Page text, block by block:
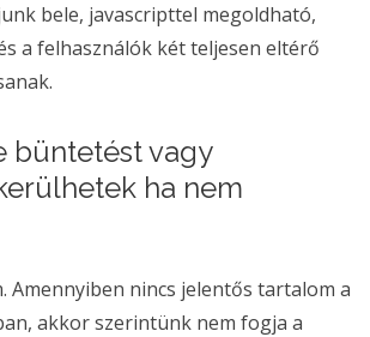
bele, javascripttel megoldható,
a felhasználók két teljesen eltérő
büntetést vagy
ha nem
Amennyiben nincs jelentős tartalom a
akkor szerintünk nem fogja a